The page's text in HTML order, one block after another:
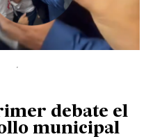
debate el
municipal